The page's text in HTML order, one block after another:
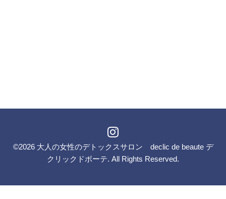
©2026 大人の女性のデトックスサロン declic de beaute デ
クリックドボーテ. All Rights Reserved.